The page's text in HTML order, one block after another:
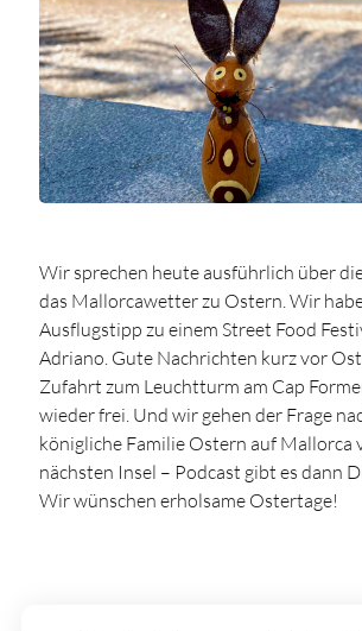
Wir sprechen heute ausführlich über
das Mallorcawetter zu Ostern. Wir
Ausflugstipp zu einem Street Food
Adriano. Gute Nachrichten kurz vor
Zufahrt zum Leuchtturm am Cap
wieder frei. Und wir gehen der Frage
königliche Familie Ostern auf Mallorca
nächsten Insel – Podcast gibt es dann
Wir wünschen erholsame Ostertage!